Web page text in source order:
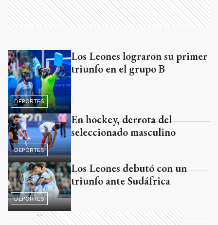
DEPORTES
Los Leones lograron su primer
triunfo en el grupo B
DEPORTES
En hockey, derrota del
seleccionado masculino
DEPORTES
Los Leones debutó con un
triunfo ante Sudáfrica
Ads